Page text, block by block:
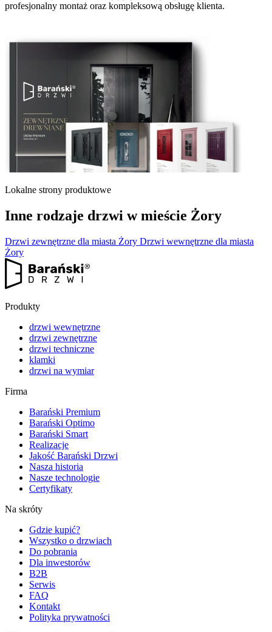
profesjonalny montaż oraz kompleksową obsługę klienta.
Lokalne strony produktowe
Inne rodzaje drzwi w mieście Żory
Drzwi zewnętrzne dla miasta Żory Drzwi wewnętrzne dla miasta
Żory
Produkty
drzwi wewnętrzne
drzwi zewnętrzne
drzwi techniczne
klamki
drzwi na wymiar
Firma
Barański Premium
Barański Optimo
Barański Smart
Realizacje
Jakość Barański Drzwi
Nasza historia
Nasze technologie
Certyfikaty
Na skróty
Gdzie kupić?
Wszystko o drzwiach
Do pobrania
Dla inwestorów
B2B
Serwis
FAQ
Kontakt
Polityka prywatności